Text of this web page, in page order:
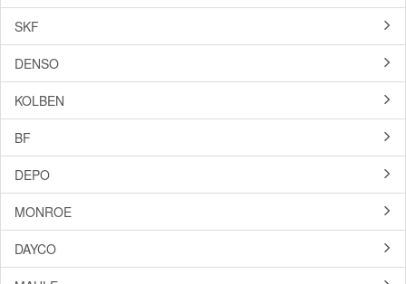
SKF
DENSO
KOLBEN
BF
DEPO
MONROE
DAYCO